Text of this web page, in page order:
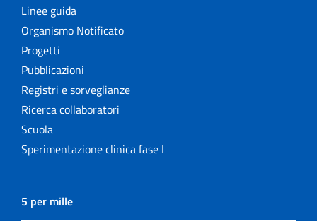
Linee guida
Organismo Notificato
Progetti
Pubblicazioni
Registri e sorveglianze
Ricerca collaboratori
Scuola
Sperimentazione clinica fase I
5 per mille